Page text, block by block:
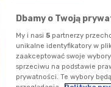
Dbamy o Twoją
My i nasi 5 partnerzy
unikalne identyfikatory w
zaakceptować swoje
sprzeciwu na podstawie
prywatności. Te wybory